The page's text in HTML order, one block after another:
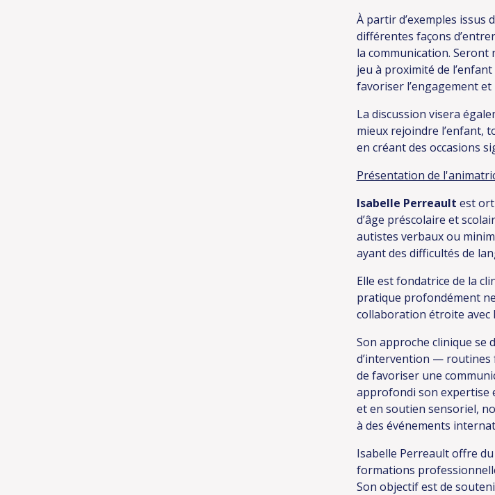
À partir d’exemples
différentes façons
la communication. Seront
jeu à proximité de
favoriser l’engagement et
La discussion visera
mieux rejoindre l’enfant,
en créant des occasions
Présentation de
Isabelle Perreault est
d’âge préscolaire et
autistes verbaux ou
ayant des difficultés de
Elle est fondatrice de la
pratique profondément
collaboration étroite avec
Son approche clinique se
d’intervention — routines
de favoriser une
approfondi son expertise
et en soutien sensoriel,
à des événements
Isabelle Perreault offre
formations
Son objectif est de